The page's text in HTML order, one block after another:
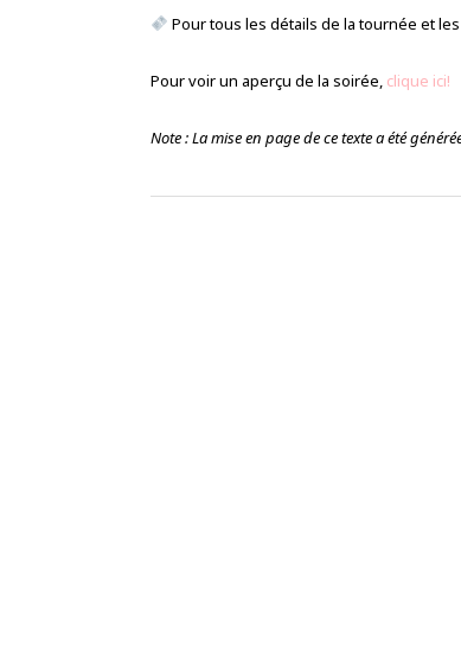
Pour tous les détails de la tournée et
Pour voir un aperçu de la soirée, clique ici!
Note : La mise en page de ce texte a été